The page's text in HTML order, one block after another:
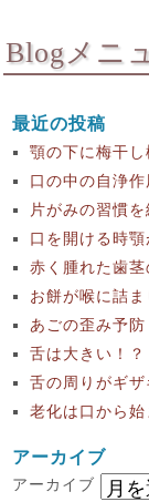
Blogメニ
最近の投稿
顎の下に梅干し
口の中の自浄作
片がみの習慣を
口を開ける時顎
赤く腫れた歯茎
お餅が喉に詰
あごの歪み予防
舌は大きい！？
舌の周りがギザ
老化は口から始
アーカイブ
アーカイブ